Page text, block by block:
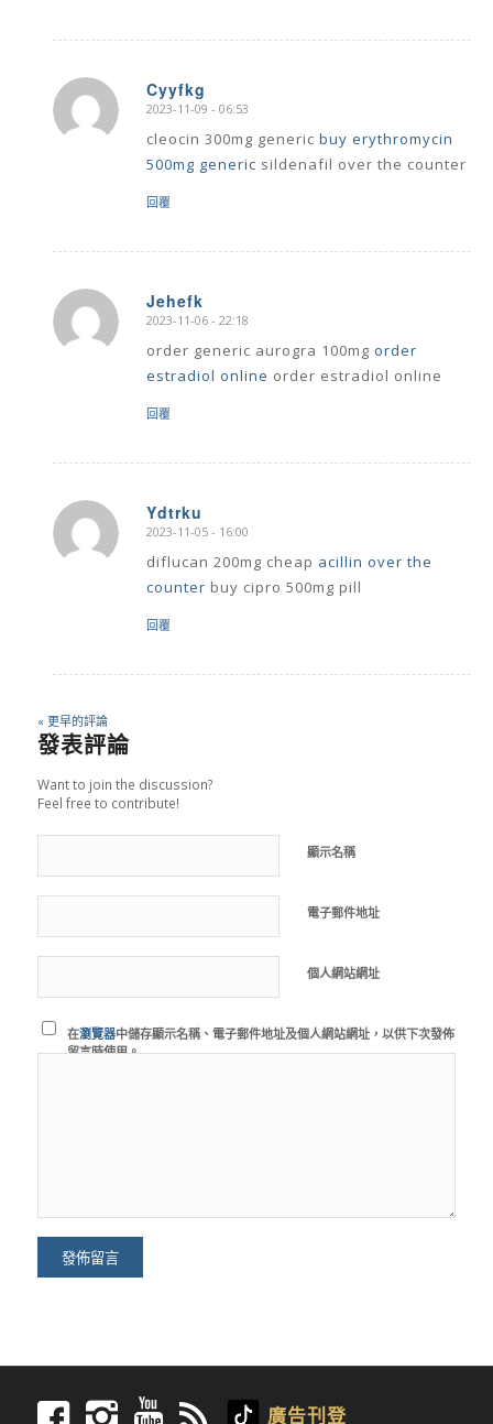
Cyyfkg
says:
2023-11-09 - 06:53
cleocin 300mg generic buy erythromycin
500mg generic sildenafil over the counter
回覆
Jehefk
says:
2023-11-06 - 22:18
order generic aurogra 100mg order
estradiol online order estradiol online
回覆
Ydtrku
says:
2023-11-05 - 16:00
diflucan 200mg cheap acillin over the
counter buy cipro 500mg pill
回覆
« 更早的評論
發表評論
Want to join the discussion?
Feel free to contribute!
顯示名稱
電子郵件地址
個人網站網址
在瀏覽器中儲存顯示名稱、電子郵件地址及個人網站網址，以供下次發佈
留言時使用。
廣告刊登